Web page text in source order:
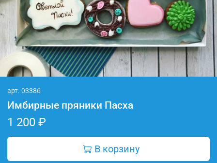
арт. 03386
Имбирные пряники Пасха
1 200 ₽
В корзину